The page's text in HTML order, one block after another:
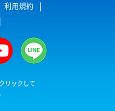
利用規約
リックして